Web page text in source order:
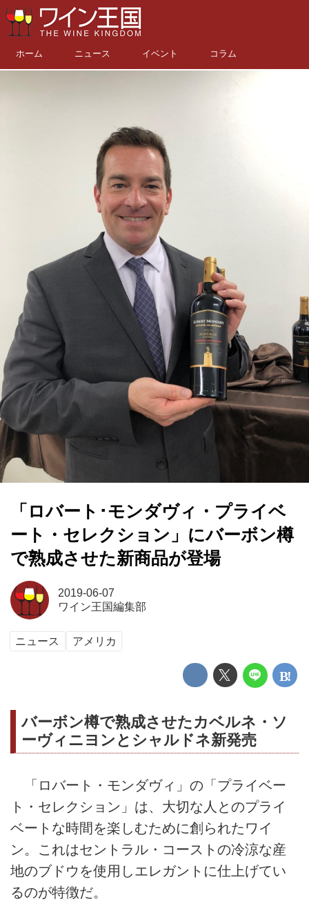
ホーム ニュース イベント コラム
「ロバート･モンダヴィ・プライベ
ート・セレクション」にバーボン樽
で熟成させた新商品が登場
2019-06-07
ワイン王国編集部
ニュース アメリカ
バーボン樽で熟成させたカベルネ・ソ
ーヴィニヨンとシャルドネ新発売
「ロバート・モンダヴィ」の「プライベー
ト・セレクション」は、大切な人とのプライ
ベートな時間を楽しむために創られたワイ
ン。これはセントラル・コーストの冷涼な産
地のブドウを使用しエレガントに仕上げてい
るのが特徴だ。